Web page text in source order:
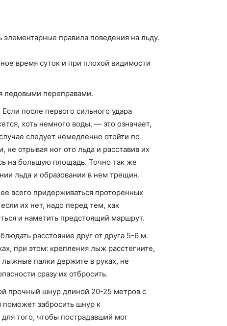
правила поведения на льду.
время суток и при плохой видимости
ледовыми переправами.
после первого сильного удара
хоть немного воды, — это означает,
следует немедленно отойти по
отрывая ног ото льда и расставив их
на большую площадь. Точно так же
льда и образовании в нем трещин.
всего придерживаться проторенных
их нет, надо перед тем, как
и наметить предстоящий маршрут.
расстояние друг от друга 5-6 м.
при этом: крепления лыж расстегните,
палки держите в руках, не
сразу их отбросить.
прочный шнур длиной 20-25 метров с
поможет забросить шнур к
того, чтобы пострадавший мог